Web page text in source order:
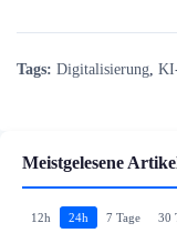
Tags: Digitalisierung
Meistgelesene
12h 24h 7 Tage 30